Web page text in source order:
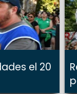
el 20